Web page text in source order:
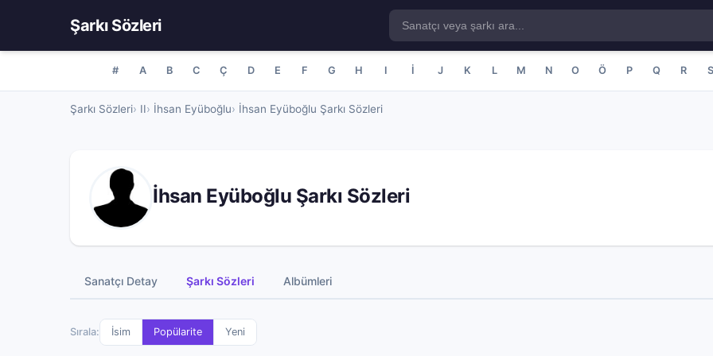
Şarkı Sözleri
# A B C Ç D E F G H I İ J K L M N O Ö P Q R S
Şarkı Sözleri II İhsan Eyüboğlu İhsan Eyüboğlu Şarkı Sözleri
İhsan Eyüboğlu Şarkı Sözleri
Sanatçı Detay Şarkı Sözleri Albümleri
Sırala: İsim Popülarite Yeni